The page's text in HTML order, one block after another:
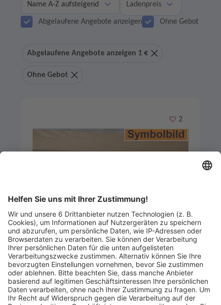
Ladenpreis
Abgelaufene Angebote anzeigen Ohne Gebot
Abgelaufene Angebote anzeigen 1 €
Ohne Gebot
Merken
2
Artikel-ID: 3655 0
Leisten aus Roteiche (Baum des
Jahres 2025), 27x50 mm
Frank Holz GmbH